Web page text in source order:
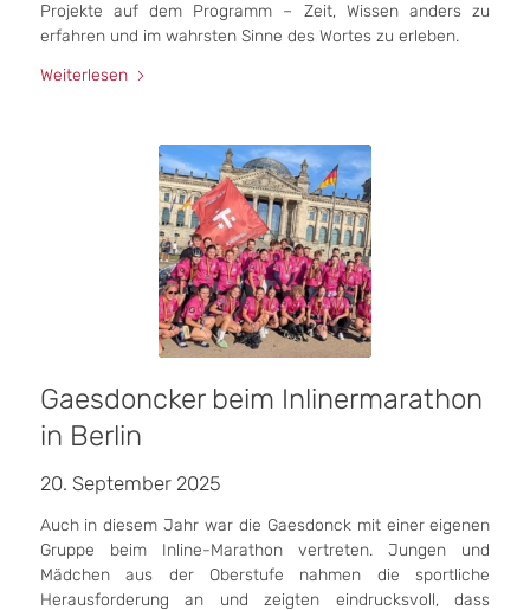
Projekte auf dem Programm – Zeit, Wissen anders zu
erfahren und im wahrsten Sinne des Wortes zu erleben.
Weiterlesen
Gaesdoncker beim Inlinermarathon
in Berlin
20. September 2025
Auch in diesem Jahr war die Gaesdonck mit einer eigenen
Gruppe beim Inline-Marathon vertreten. Jungen und
Mädchen aus der Oberstufe nahmen die sportliche
Herausforderung an und zeigten eindrucksvoll, dass